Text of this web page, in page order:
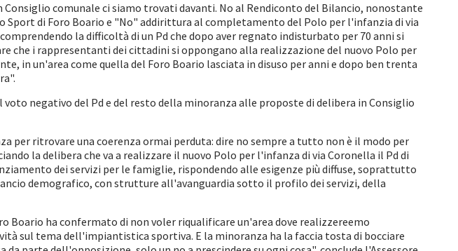
comunale ci siamo trovati davanti. No al Rendiconto del Bilancio, nonostante
di Foro Boario e "No" addirittura al completamento del Polo per l'infanzia di via
la difficoltà di un Pd che dopo aver regnato indisturbato per 70 anni si
che i rappresentanti dei cittadini si oppongano alla realizzazione del nuovo Polo per
in un'area come quella del Foro Boario lasciata in disuso per anni e dopo ben trenta
voto negativo del Pd e del resto della minoranza alle proposte di delibera in Consiglio
per ritrovare una coerenza ormai perduta: dire no sempre a tutto non è il modo per
la delibera che va a realizzare il nuovo Polo per l'infanza di via Coronella il Pd di
dei servizi per le famiglie, rispondendo alle esigenze più diffuse, soprattutto
demografico, con strutture all'avanguardia sotto il profilo dei servizi, della
Boario ha confermato di non voler riqualificare un'area dove realizzereemo
sul tema dell'impiantistica sportiva. E la minoranza ha la faccia tosta di bocciare